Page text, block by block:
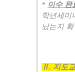
* 이수 완
학년세미
났는지
Ⅱ. 지도